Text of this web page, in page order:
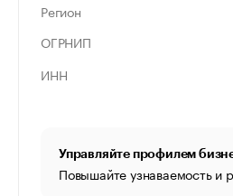
Регион
ОГРНИП
ИНН
Управляйте профилем
Повышайте узнаваемость и